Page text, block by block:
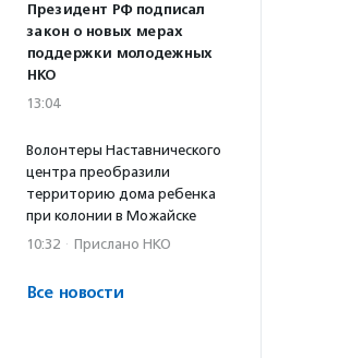
Президент РФ подписал
закон о новых мерах
поддержки молодежных
НКО
13:04
Волонтеры Наставнического
центра преобразили
территорию дома ребенка
при колонии в Можайске
10:32 · Прислано НКО
Все новости